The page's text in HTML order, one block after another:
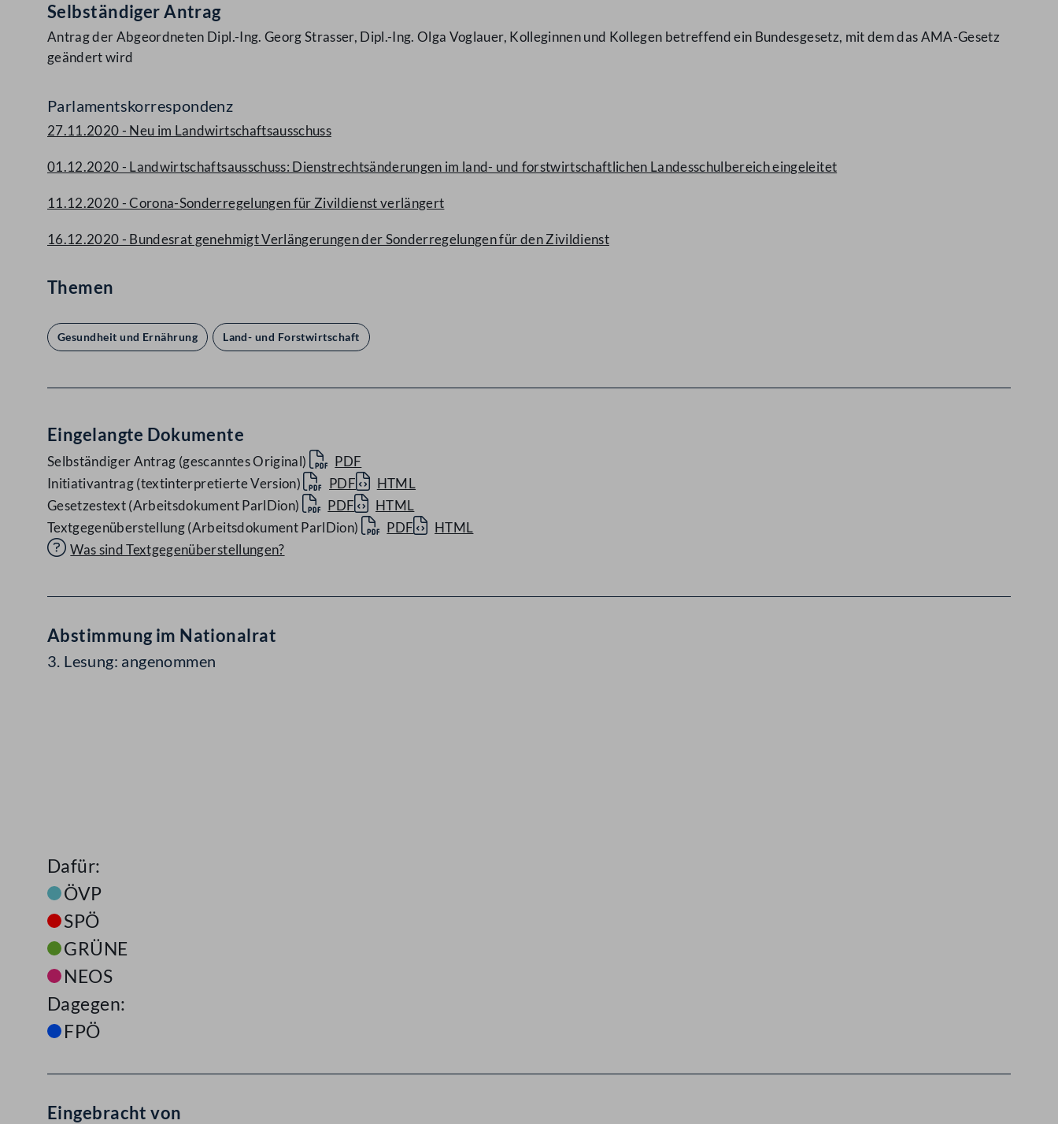
Selbständiger Antrag
Antrag der Abgeordneten Dipl.-Ing. Georg Strasser, Dipl.-Ing. Olga Voglauer, Kolleginnen und Kollegen betreffend ein Bundesgesetz, mit dem das AMA-Gesetz
geändert wird
Parlamentskorrespondenz
27.11.2020 - Neu im Landwirtschaftsausschuss
01.12.2020 - Landwirtschaftsausschuss: Dienstrechtsänderungen im land- und forstwirtschaftlichen Landesschulbereich eingeleitet
11.12.2020 - Corona-Sonderregelungen für Zivildienst verlängert
16.12.2020 - Bundesrat genehmigt Verlängerungen der Sonderregelungen für den Zivildienst
Themen
Gesundheit und Ernährung Land- und Forstwirtschaft
Eingelangte Dokumente
Selbständiger Antrag (gescanntes Original)
PDF
Initiativantrag (textinterpretierte Version)
PDF
HTML
Gesetzestext (Arbeitsdokument ParlDion)
PDF
HTML
Textgegenüberstellung (Arbeitsdokument ParlDion)
PDF
HTML
Was sind Textgegenüberstellungen?
Abstimmung im Nationalrat
3. Lesung: angenommen
Dafür:
ÖVP
SPÖ
GRÜNE
NEOS
Dagegen:
FPÖ
Eingebracht von